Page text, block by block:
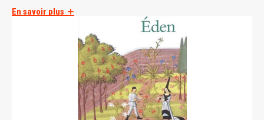
En savoir plus